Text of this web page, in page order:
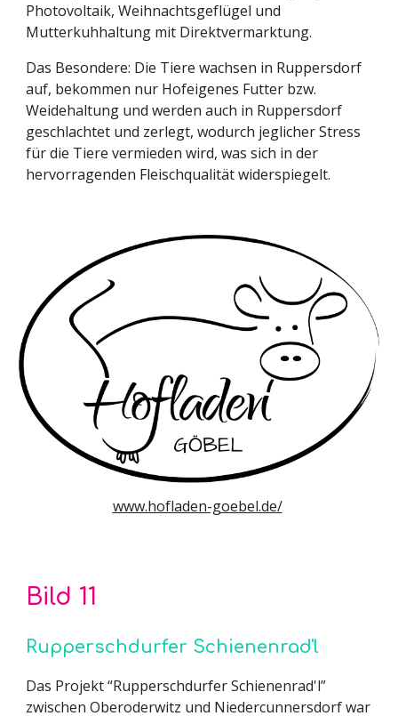
Photovoltaik, Weihnachtsgeflügel und
Mutterkuhhaltung mit Direktvermarktung.
Das Besondere: Die Tiere wachsen in Ruppersdorf
auf, bekommen nur Hofeigenes Futter bzw.
Weidehaltung und werden auch in Ruppersdorf
geschlachtet und zerlegt, wodurch jeglicher Stress
für die Tiere vermieden wird, was sich in der
hervorragenden Fleischqualität widerspiegelt.
www.hofladen-goebel.de/
Bild 11
Rupperschdurfer Schienenrad'l
Das Projekt “Rupperschdurfer Schienenrad'l”
zwischen Oberoderwitz und Niedercunnersdorf war